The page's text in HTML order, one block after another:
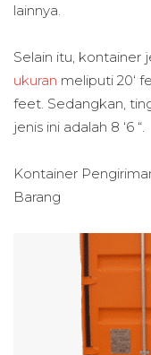
lainnya.
Selain itu, kontainer
ukuran meliputi 20‘
feet. Sedangkan,
jenis ini adalah 8 ‘6 “.
Kontainer
Barang